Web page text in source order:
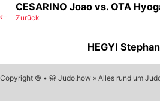
Zurück
CESARINO Joao vs. OTA
HEGYI
Copyright © • 🥋 Judo.how » Alles rund um